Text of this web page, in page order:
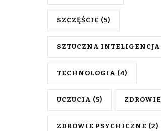
SZCZĘŚCIE (5)
SZTUCZNA INTELIGENCJA
TECHNOLOGIA (4)
UCZUCIA (5) ZDROWIE
ZDROWIE PSYCHICZNE (2)